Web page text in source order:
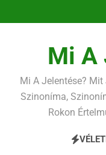
a
Contemporary
Mi A
Mi A Jelentése?
Szinoníma,
Rokon